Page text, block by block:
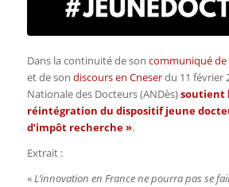
Dans la continuité de son communiqué de
et de son discours en Cneserdu 11 février
Nationale des Docteurs (ANDès)soutient
réintégration du dispositif jeune
d’impôt recherche ».
Extrait :
«L’innovation en France ne pourra pas se